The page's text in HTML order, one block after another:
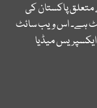
پاکستان کی
ہے۔ اس ویب سائٹ
میڈیا